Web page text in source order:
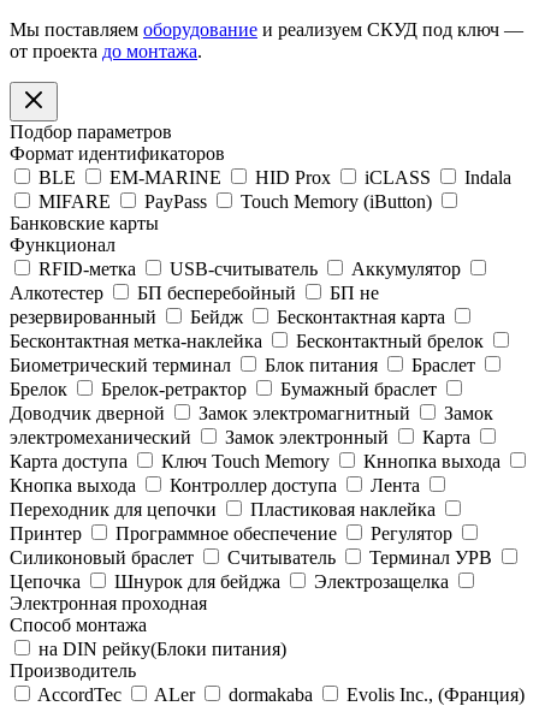
Мы поставляем оборудование и реализуем СКУД под ключ —
от проекта до монтажа.
Подбор параметров
Формат идентификаторов
BLE
EM-MARINE HID Prox iCLASS
Indala
MIFARE
PayPass
Touch Memory (iButton)
Банковские карты
Функционал
RFID-метка
USB-считыватель
Аккумулятор
Алкотестер
БП бесперебойный
БП не
резервированный
Бейдж
Бесконтактная карта
Бесконтактная метка-наклейка
Бесконтактный брелок
Биометрический терминал
Блок питания
Браслет
Брелок
Брелок-ретрактор
Бумажный браслет
Доводчик дверной
Замок электромагнитный
Замок
электромеханический
Замок электронный
Карта
Карта доступа
Ключ Touch Memory
Кннопка выхода
Кнопка выхода
Контроллер доступа
Лента
Переходник для цепочки
Пластиковая наклейка
Принтер
Программное обеспечение
Регулятор
Силиконовый браслет
Считыватель
Терминал УРВ
Цепочка
Шнурок для бейджа
Электрозащелка
Электронная проходная
Способ монтажа
на DIN рейку(Блоки питания)
Производитель
AccordTec
ALer dormakaba
Evolis Inc., (Франция)